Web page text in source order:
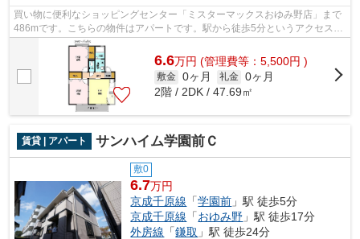
買い物に便利なショッピングセンター「ミスターマックスおゆみ野店」まで
486mです。こちらの物件はアパートです。駅から徒歩5分というアクセス良
好な駅近物件はいかがですか。最上階の...
6.6万円 (管理費等：5,500円 )
敷金 0ヶ月 礼金 0ヶ月
2階 / 2DK / 47.69㎡
賃貸 | アパート サンハイム学園前Ｃ
敷0
6.7万円
京成千原線 「学園前 」駅 徒歩5分
京成千原線 「おゆみ野 」駅 徒歩17分
外房線 「鎌取 」駅 徒歩24分